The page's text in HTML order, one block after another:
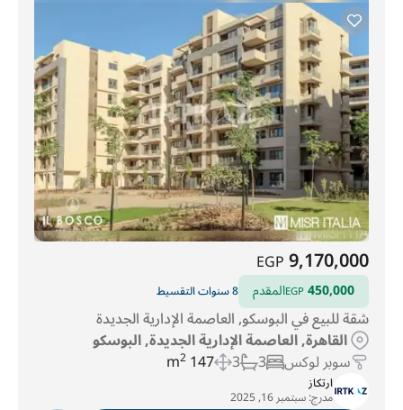
9,170,000
EGP
450,000
EGPالمقدم 8 سنوات التقسيط
شقة للبيع في البوسكو, العاصمة الإدارية الجديدة
القاهرة, العاصمة الإدارية الجديدة, البوسكو
سوبر لوكس 3
3
147 m
2
ارتكاز
مدرج:سبتمبر 16, 2025